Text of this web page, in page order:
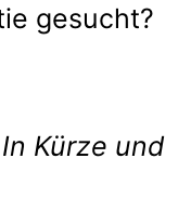
gesucht?
In Kürze und